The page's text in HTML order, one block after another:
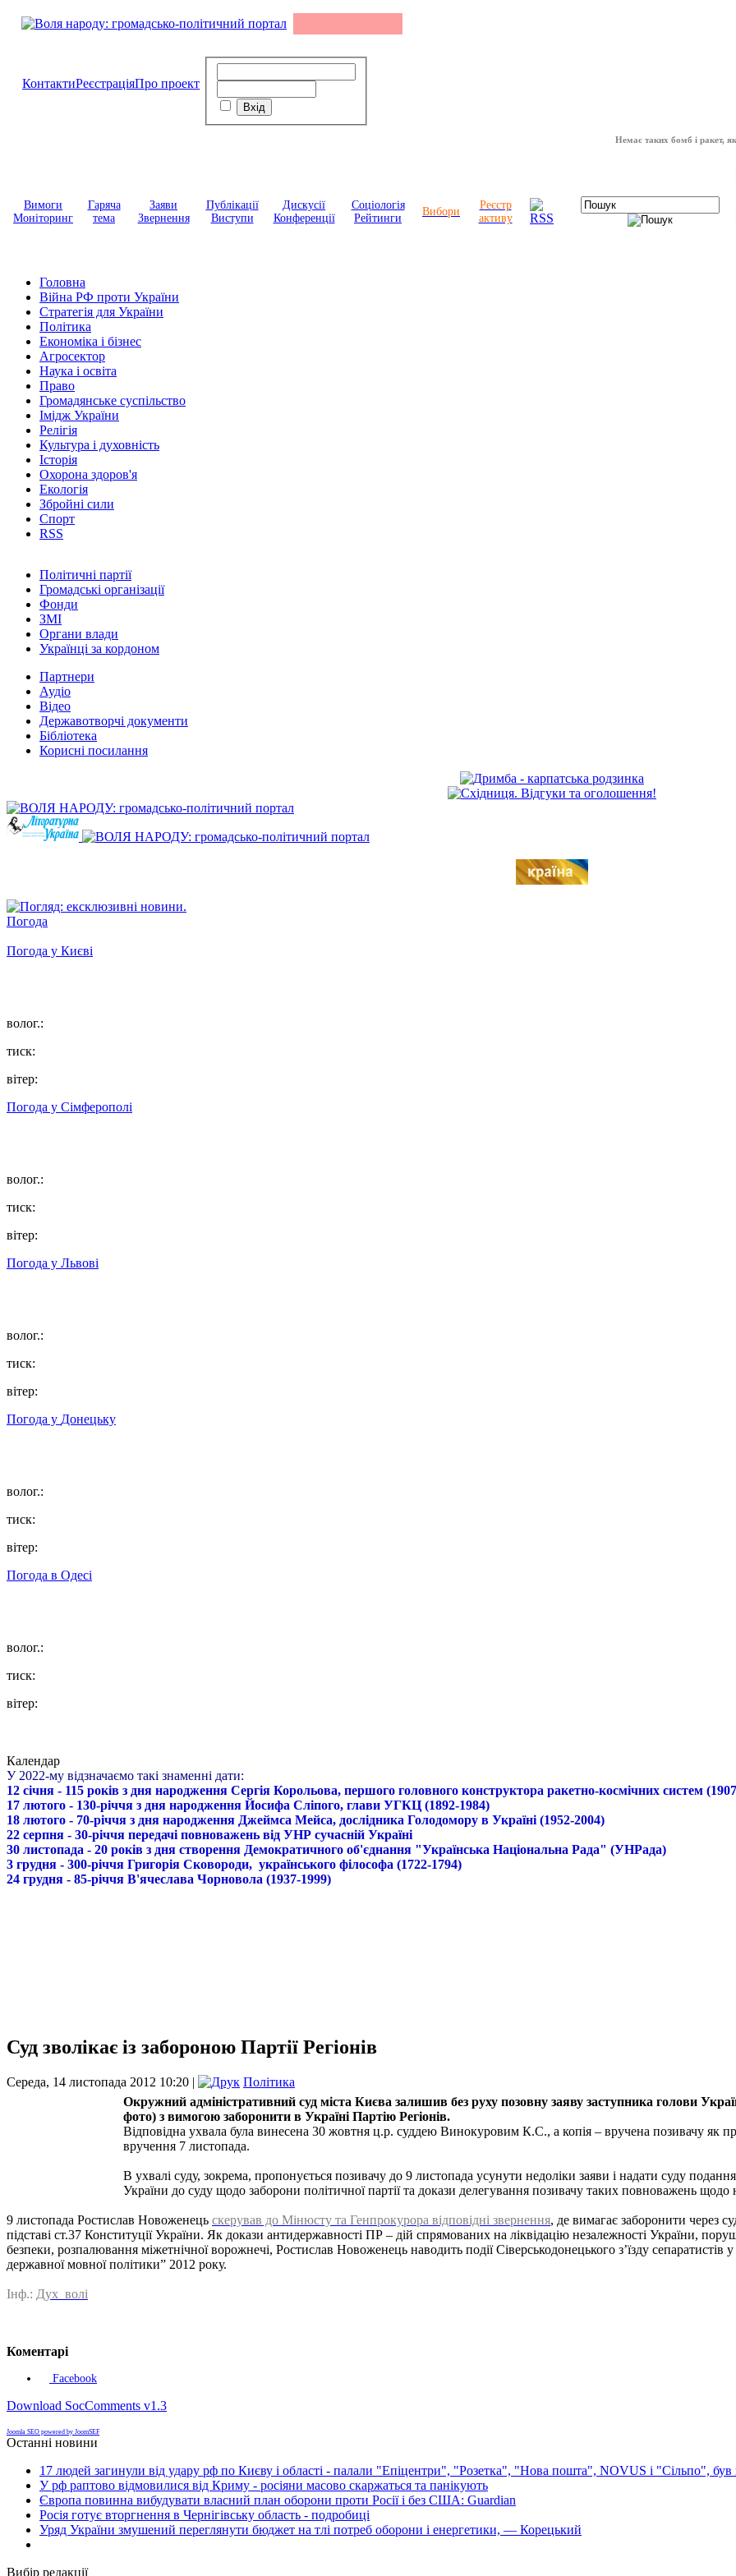
КонтактиРеєстраціяПро проект
Немає таких бомб і ракет, які
Вимоги
Моніторинг
Гаряча
тема
Заяви
Звернення
Публікації
Виступи
Дискусії
Конференції
Соціологія
Рейтинги
Вибори
Реєстр
активу
Головна
Війна РФ проти України
Стратегія для України
Політика
Економіка і бізнес
Агросектор
Наука і освіта
Право
Громадянське суспільство
Імідж України
Релігія
Культура і духовність
Історія
Охорона здоров'я
Екологія
Збройні сили
Спорт
RSS
Політичні партії
Громадські організації
Фонди
ЗМІ
Органи влади
Українці за кордоном
Партнери
Аудіо
Відео
Державотворчі документи
Бібліотека
Корисні посилання
Погода
Погода у Києві
волог.:
тиск:
вітер:
Погода у Сімферополі
волог.:
тиск:
вітер:
Погода у Львові
волог.:
тиск:
вітер:
Погода у Донецьку
волог.:
тиск:
вітер:
Погода в Одесі
волог.:
тиск:
вітер:
Календар
У 2022-му відзначаємо такі знаменні дати:
12 січня - 115 років з дня народження Сергія Корольова, першого головного конструктора ракетно-космічних систем
17 лютого - 130-річчя з дня народження Йосифа Сліпого, глави УГКЦ (1892-1984)
18 лютого - 70-річчя з дня народження Джеймса Мейса, дослідника Голодомору в Україні (1952-2004)
22 серпня - 30-річчя передачі повноважень від УНР сучасній Україні
30 листопада - 20 років з дня створення Демократичного об'єднання "Українська Національна Рада" (УНРада)
3 грудня - 300-річчя Григорія Сковороди, українського філософа (1722-1794)
24 грудня - 85-річчя В'ячеслава Чорновола (1937-1999)
Суд зволікає із забороною Партії Регіонів
Середа, 14 листопада 2012 10:20 |
Політика
Окружний адміністративний суд міста Києва залишив без руху позовну заяву заступника голови
фото) з вимогою заборонити в Україні Партію Регіонів.
Відповідна ухвала була винесена 30 жовтня ц.р. суддею Винокуровим К.С., а копія – вручена позивачу як
вручення 7 листопада.
В ухвалі суду, зокрема, пропонується позивачу до 9 листопада усунути недоліки заяви і надати суду
України до суду щодо заборони політичної партії та докази делегування позивачу таких повноважень щодо
9 листопада Ростислав Новоженець скерував до Мінюсту та Генпрокурора відповідні звернення, де вимагає заборонити через
підставі ст.37 Конституції України. Як докази антидержавності ПР – дій спрямованих на ліквідацію незалежності України,
безпеки, розпалювання міжетнічної ворожнечі, Ростислав Новоженець наводить події Сіверськодонецького з’їзду сепаратистів
державної мовної політики” 2012 року.
Інф.: Дух волі
Коментарі
Facebook
Download SocComments v1.3
Joomla SEO powered by JoomSEF
Останні новини
17 людей загинули від удару рф по Києву і області - палали "Епіцентри", "Розетка", "Нова пошта", NOVUS і "Сільпо", був
У рф раптово відмовилися від Криму - росіяни масово скаржаться та панікують
Європа повинна вибудувати власний план оборони проти Росії і без США: Guardian
Росія готує вторгнення в Чернігівську область - подробиці
Уряд України змушений переглянути бюджет на тлі потреб оборони і енергетики, — Корецький
Вибір редакції